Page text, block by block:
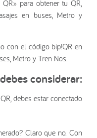
para obtener tu QR,
en buses, Metro y
con el código bip!QR en
Metro y Tren Nos.
considerar:
debes estar conectado
Claro que no. Con